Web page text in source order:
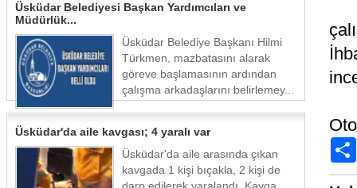
Üsküdar Belediyesi Başkan Yardımcıları ve
Müdürlük...
Üsküdar Belediye Başkanı Hilmi
Türkmen, mazbatasını alarak
göreve başlamasının ardından
çalışma arkadaşlarını belirlemey...
Üsküdar'da aile kavgası; 4 yaralı var
Üsküdar'da aile arasında çıkan
kavgada 1 kişi bıçakla, 2 kişi de